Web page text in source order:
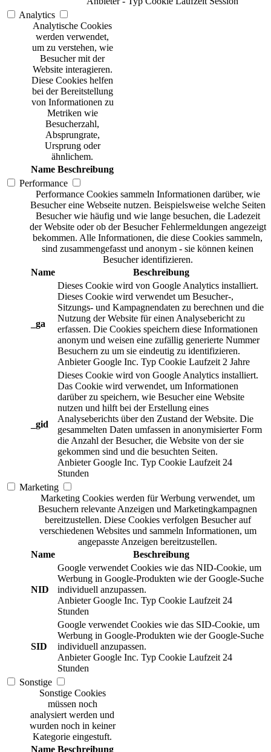
Analytics
Analytische Cookies
werden verwendet,
um zu verstehen, wie
Besucher mit der
Website interagieren.
Diese Cookies helfen
bei der Bereitstellung
von Informationen zu
Metriken wie
Besucherzahl,
Absprungrate,
Ursprung oder
ähnlichem.
Name Beschreibung
Performance
Performance Cookies sammeln Informationen darüber, wie
Besucher eine Webseite nutzen. Beispielsweise welche Seiten
Besucher wie häufig und wie lange besuchen, die Ladezeit
der Website oder ob der Besucher Fehlermeldungen angezeigt
bekommen. Alle Informationen, die diese Cookies sammeln,
sind zusammengefasst und anonym - sie können keinen
Besucher identifizieren.
Name
Beschreibung
_ga
Dieses Cookie wird von Google Analytics installiert.
Dieses Cookie wird verwendet um Besucher-,
Sitzungs- und Kampagnendaten zu berechnen und die
Nutzung der Website für einen Analysebericht zu
erfassen. Die Cookies speichern diese Informationen
anonym und weisen eine zufällig generierte Nummer
Besuchern zu um sie eindeutig zu identifizieren.
Anbieter Google Inc. Typ Cookie Laufzeit 2 Jahre
_gid
Dieses Cookie wird von Google Analytics installiert.
Das Cookie wird verwendet, um Informationen
darüber zu speichern, wie Besucher eine Website
nutzen und hilft bei der Erstellung eines
Analyseberichts über den Zustand der Website. Die
gesammelten Daten umfassen in anonymisierter Form
die Anzahl der Besucher, die Website von der sie
gekommen sind und die besuchten Seiten.
Anbieter Google Inc. Typ Cookie Laufzeit 24
Stunden
Marketing
Marketing Cookies werden für Werbung verwendet, um
Besuchern relevante Anzeigen und Marketingkampagnen
bereitzustellen. Diese Cookies verfolgen Besucher auf
verschiedenen Websites und sammeln Informationen, um
angepasste Anzeigen bereitzustellen.
Name
Beschreibung
NID
Google verwendet Cookies wie das NID-Cookie, um
Werbung in Google-Produkten wie der Google-Suche
individuell anzupassen.
Anbieter Google Inc. Typ Cookie Laufzeit 24
Stunden
SID
Google verwendet Cookies wie das SID-Cookie, um
Werbung in Google-Produkten wie der Google-Suche
individuell anzupassen.
Anbieter Google Inc. Typ Cookie Laufzeit 24
Stunden
Sonstige
Sonstige Cookies
müssen noch
analysiert werden und
wurden noch in keiner
Kategorie eingestuft.
Name Beschreibung